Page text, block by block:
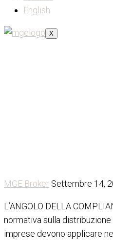
English
X
MGE Broker Settembre 14,
L’ANGOLO DELLA
normativa sulla
imprese devono applicare